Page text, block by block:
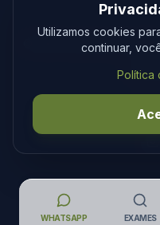
© 2026 Laboratório
Utilizamos cookies
continuar,
Política
WHATSAPP EXAMES